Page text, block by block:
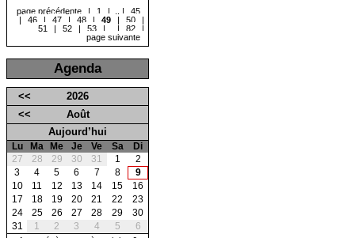
page précédente
| 1 | |
45
|
46 | 47 | 48 | 49 | 50
|
51
| 52 | 53 | | 82
|
page suivante
Agenda
<<
2026
<<
Août
Aujourd’hui
Lu Ma Me Je Ve Sa
Di
27
28 29 30 31 1
2
3
4 5 6 7 8
9
10
11 12 13 14 15
16
17
18 19 20 21 22
23
24
25 26 27 28 29
30
31
1 2 3 4 5 6